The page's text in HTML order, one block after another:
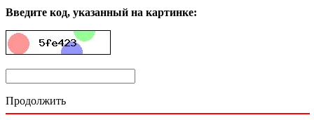
Введите код, указанный на картинке:
Продолжить